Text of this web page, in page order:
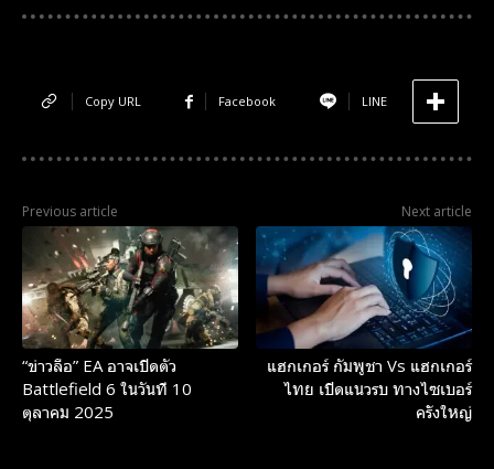
Copy URL Facebook LINE
Previous article
“ข่าวลือ” EA อาจเปิดตัว
Battlefield 6 ในวันที่ 10
ตุลาคม 2025
Next article
แฮกเกอร์ กัมพูชา Vs แฮกเกอร์
ไทย เปิดแนวรบ ทางไซเบอร์
ครั้งใหญ่